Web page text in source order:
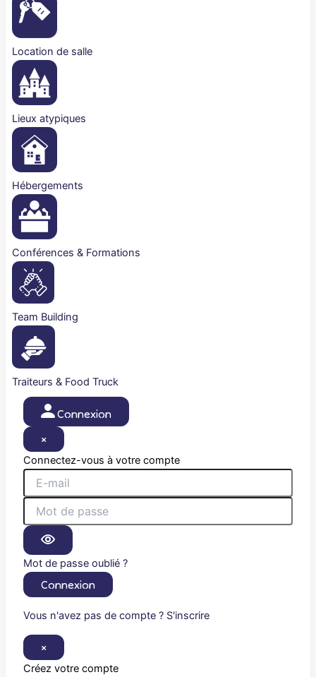
Location de salle
Lieux atypiques
Hébergements
Conférences & Formations
Team Building
Traiteurs & Food Truck
Connexion
×
Connectez-vous à votre compte
Mot de passe oublié ?
Connexion
Vous n'avez pas de compte ? S'inscrire
×
Créez votre compte